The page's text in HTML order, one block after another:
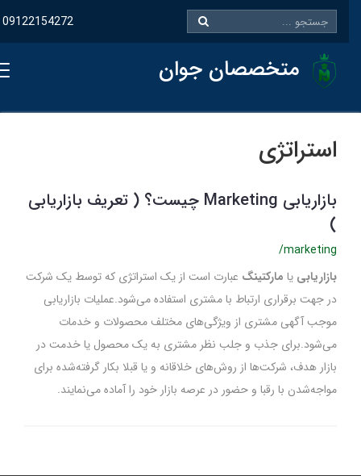
09122154272
متخصصان جوان
استراتژی
بازاریابی Marketing چیست؟ ( تعریف بازاریابی
/marketing
بازاریابییا مارکتینگعبارت است از یک استراتژی که توسط یک شرکت
در جهت برقراری ارتباط با مشتری استفاده می‌شود.عملیات بازاریابی
موجب آگهی مشتری از ویژگی‌های مختلف محصولات و خدمات
می‌شود.برای جذب و جلب نظر مشتری به یک محصول یا خدمت در
بازار هدف، شرکت‌ها از روش‌های خلاقانه و یا قبلا بکار گرفته‌شده برای
مواجه‌شدن با رقبا و حضور در عرصه بازار خود را آماده می‌نمایند.